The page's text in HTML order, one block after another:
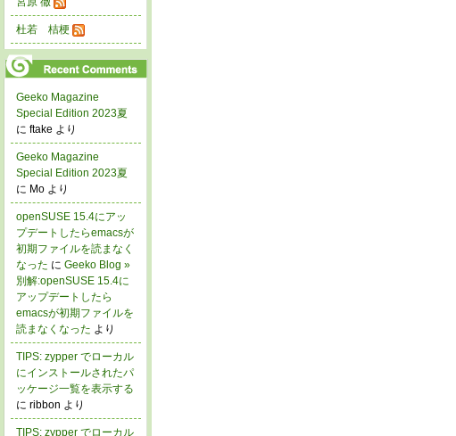
杜若 桔梗
Geeko Magazine
Special Edition 2023夏
に ftake より
Geeko Magazine
Special Edition 2023夏
に Mo より
openSUSE 15.4にアッ
プデートしたらemacsが
初期ファイルを読まなく
なった に Geeko Blog »
別解:openSUSE 15.4に
アップデートしたら
emacsが初期ファイルを
読まなくなった より
TIPS: zypper でローカル
にインストールされたパ
ッケージ一覧を表示する
に ribbon より
TIPS: zypper でローカル